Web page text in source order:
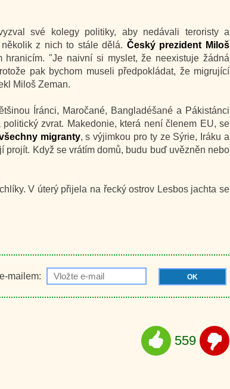
své kolegy politiky, aby nedávali teroristy a
z nich to stále dělá. Český prezident Miloš
"Je naivní si myslet, že neexistuje žádná
pak bychom museli předpokládat, že migrující
Miloš Zeman.
Íránci, Maročané, Bangladéšané a Pákistánci
zvrat. Makedonie, která není členem EU, se
migranty, s výjimkou pro ty ze Sýrie, Iráku a
projít. Když se vrátím domů, budu buď uvězněn nebo
V úterý přijela na řecký ostrov Lesbos jachta se
mailem: OK
559